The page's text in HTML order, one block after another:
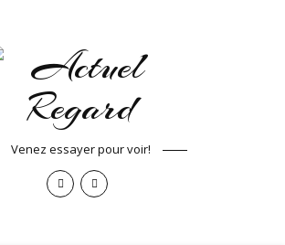
Venez essayer pour voir!